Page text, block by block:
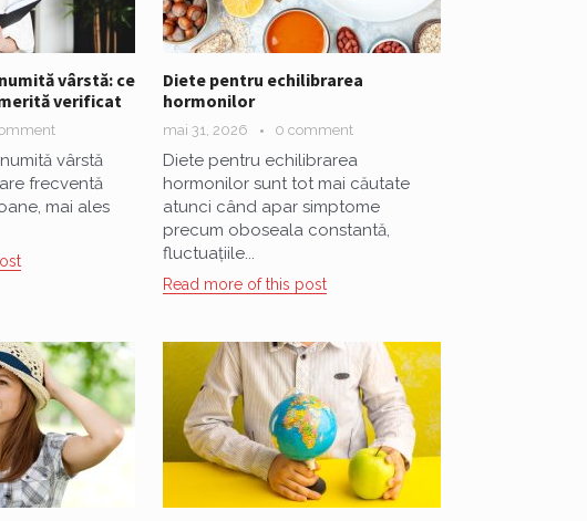
vârstă: ce
verificat
vârstă
frecventă
mai ales
Diete pentru echilibrarea
hormonilor
mai 31, 2026 0 comment
Diete pentru echilibrarea
hormonilor sunt tot mai căutate
atunci când apar simptome
precum oboseala constantă,
fluctuațiile...
Read more of this post